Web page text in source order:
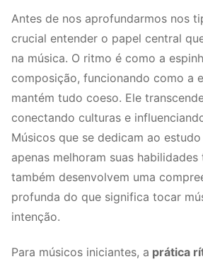
Antes de nos aprofundarmos nos
crucial entender o papel central
na música. O ritmo é como a
composição, funcionando como a
mantém tudo coeso. Ele
conectando culturas e
Músicos que se dedicam ao
apenas melhoram suas habilidades
também desenvolvem uma
profunda do que significa tocar
intenção.
Para músicos iniciantes, a prática